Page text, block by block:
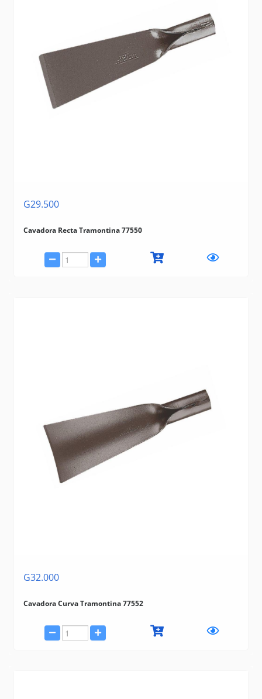
G29.500
Cavadora Recta Tramontina 77550
G32.000
Cavadora Curva Tramontina 77552